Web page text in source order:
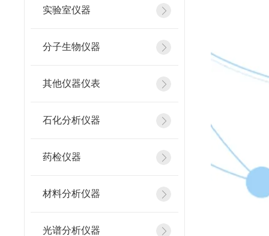
实验室仪器
分子生物仪器
其他仪器仪表
石化分析仪器
药检仪器
材料分析仪器
光谱分析仪器